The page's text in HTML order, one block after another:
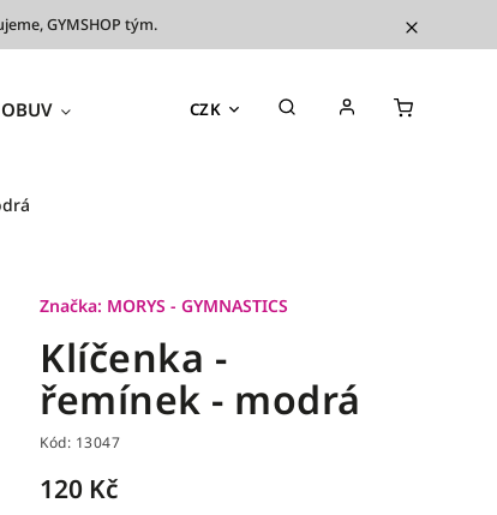
GYMSHOP tým.
CZK
TRÉNINKOVÉ POMŮCKY
Klíčenka -
řemínek - modrá
Kód: 13047
120 Kč
Značka: MORYS - GYMNASTICS